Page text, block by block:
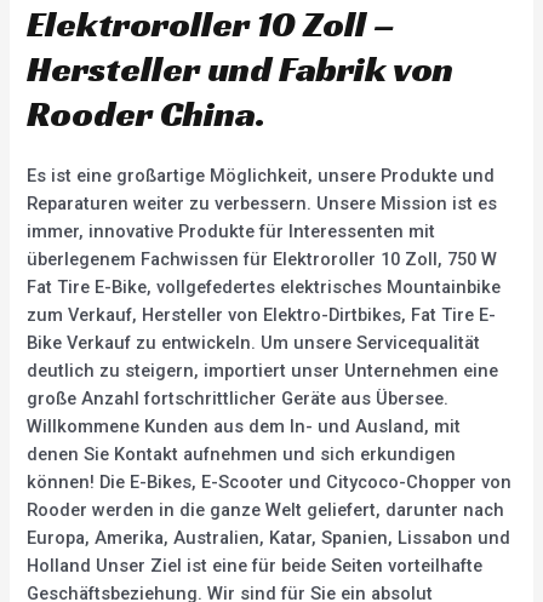
Elektroroller 10 Zoll –
Hersteller und Fabrik von
Rooder China.
Es ist eine großartige Möglichkeit, unsere Produkte und
Reparaturen weiter zu verbessern. Unsere Mission ist es
immer, innovative Produkte für Interessenten mit
überlegenem Fachwissen für Elektroroller 10 Zoll, 750 W
Fat Tire E-Bike, vollgefedertes elektrisches Mountainbike
zum Verkauf, Hersteller von Elektro-Dirtbikes, Fat Tire E-
Bike Verkauf zu entwickeln. Um unsere Servicequalität
deutlich zu steigern, importiert unser Unternehmen eine
große Anzahl fortschrittlicher Geräte aus Übersee.
Willkommene Kunden aus dem In- und Ausland, mit
denen Sie Kontakt aufnehmen und sich erkundigen
können! Die E-Bikes, E-Scooter und Citycoco-Chopper von
Rooder werden in die ganze Welt geliefert, darunter nach
Europa, Amerika, Australien, Katar, Spanien, Lissabon und
Holland Unser Ziel ist eine für beide Seiten vorteilhafte
Geschäftsbeziehung. Wir sind für Sie ein absolut